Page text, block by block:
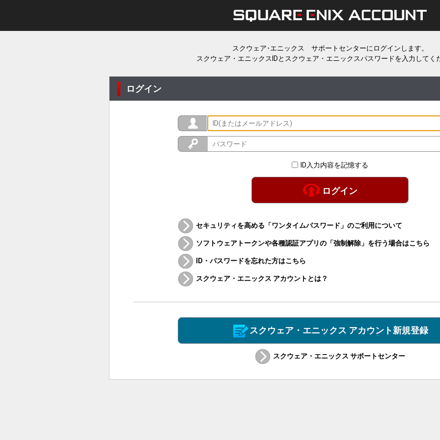
スクウェア･エニックス サポートセンターにログインします。
スクウェア・エニックスIDとスクウェア・エニックスパスワードを入力してく
ログイン
ID入力内容を記憶する
ログイン
セキュリティを高める「ワンタイムパスワード」のご利用について
ソフトウェアトークンや各種認証アプリの「強制解除」を行う場合はこちら
ID・パスワードを忘れた方はこちら
スクウェア・エニックス アカウントとは？
スクウェア・エニックス アカウント新規登録
スクウェア・エニックス サポートセンター